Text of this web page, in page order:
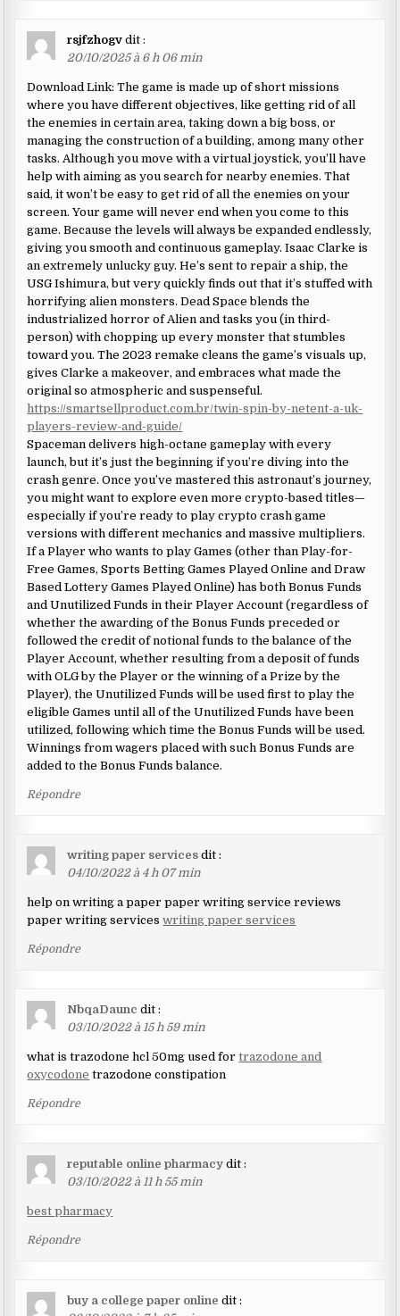
rsjfzhogv dit :
20/10/2025 à 6 h 06 min
Download Link: The game is made up of short missions
where you have different objectives, like getting rid of all
the enemies in certain area, taking down a big boss, or
managing the construction of a building, among many other
tasks. Although you move with a virtual joystick, you’ll have
help with aiming as you search for nearby enemies. That
said, it won’t be easy to get rid of all the enemies on your
screen. Your game will never end when you come to this
game. Because the levels will always be expanded endlessly,
giving you smooth and continuous gameplay. Isaac Clarke is
an extremely unlucky guy. He’s sent to repair a ship, the
USG Ishimura, but very quickly finds out that it’s stuffed with
horrifying alien monsters. Dead Space blends the
industrialized horror of Alien and tasks you (in third-
person) with chopping up every monster that stumbles
toward you. The 2023 remake cleans the game’s visuals up,
gives Clarke a makeover, and embraces what made the
original so atmospheric and suspenseful.
https://smartsellproduct.com.br/twin-spin-by-netent-a-uk-
players-review-and-guide/
Spaceman delivers high-octane gameplay with every
launch, but it’s just the beginning if you’re diving into the
crash genre. Once you’ve mastered this astronaut’s journey,
you might want to explore even more crypto-based titles—
especially if you’re ready to play crypto crash game
versions with different mechanics and massive multipliers.
If a Player who wants to play Games (other than Play-for-
Free Games, Sports Betting Games Played Online and Draw
Based Lottery Games Played Online) has both Bonus Funds
and Unutilized Funds in their Player Account (regardless of
whether the awarding of the Bonus Funds preceded or
followed the credit of notional funds to the balance of the
Player Account, whether resulting from a deposit of funds
with OLG by the Player or the winning of a Prize by the
Player), the Unutilized Funds will be used first to play the
eligible Games until all of the Unutilized Funds have been
utilized, following which time the Bonus Funds will be used.
Winnings from wagers placed with such Bonus Funds are
added to the Bonus Funds balance.
Répondre
writing paper services dit :
04/10/2022 à 4 h 07 min
help on writing a paper paper writing service reviews
paper writing serviceswriting paper services
Répondre
NbqaDaunc dit :
03/10/2022 à 15 h 59 min
what is trazodone hcl 50mg used fortrazodone and
oxycodone trazodone constipation
Répondre
reputable online pharmacy dit :
03/10/2022 à 11 h 55 min
best pharmacy
Répondre
buy a college paper online dit :